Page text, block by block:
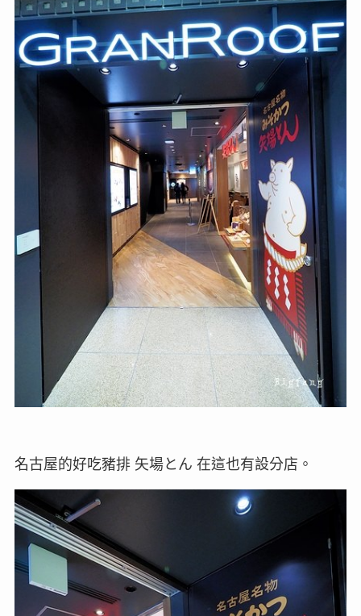
名古屋的好吃豬排 矢場とん 在這也有設分店。